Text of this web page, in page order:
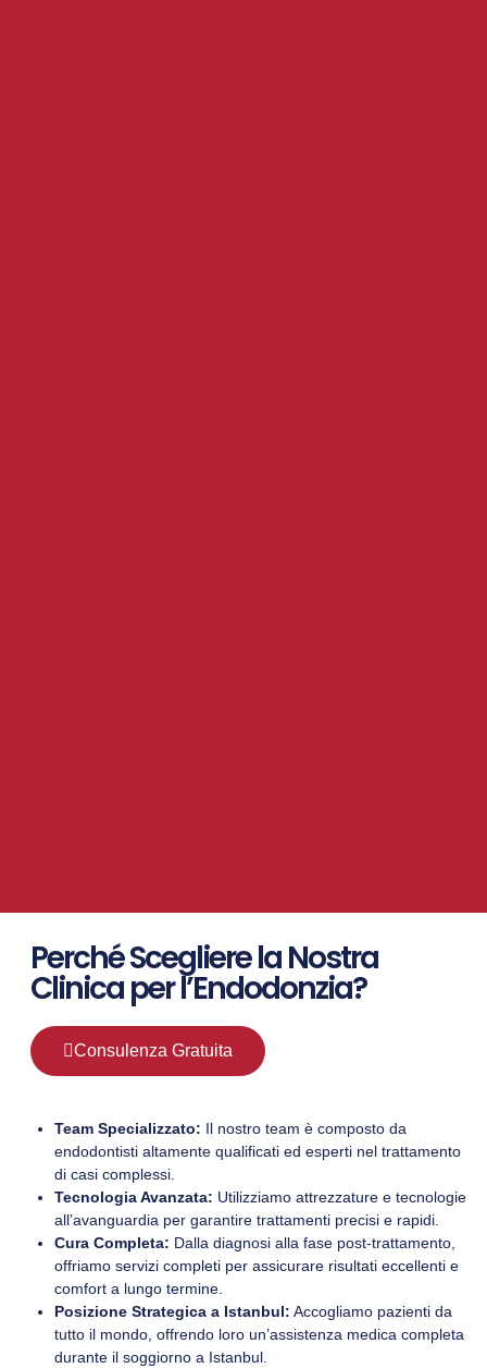
Perché Scegliere la Nostra
Clinica per l’Endodonzia?
Consulenza Gratuita
Team Specializzato: Il nostro team è composto da
endodontisti altamente qualificati ed esperti nel trattamento
di casi complessi.
Tecnologia Avanzata: Utilizziamo attrezzature e tecnologie
all’avanguardia per garantire trattamenti precisi e rapidi.
Cura Completa: Dalla diagnosi alla fase post-trattamento,
offriamo servizi completi per assicurare risultati eccellenti e
comfort a lungo termine.
Posizione Strategica a Istanbul: Accogliamo pazienti da
tutto il mondo, offrendo loro un’assistenza medica completa
durante il soggiorno a Istanbul.